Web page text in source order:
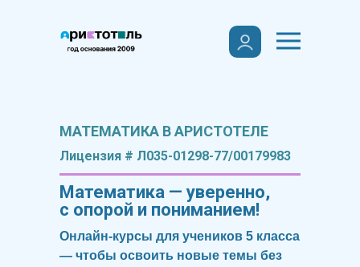
Математика — уверенно,
с опорой и пониманием!
Онлайн-курсы для учеников 5 класса
— чтобы освоить новые темы без
МАТЕМАТИКА В АРИСТОТЕЛЕ
Лицензия # Л035-01298-77/00179983